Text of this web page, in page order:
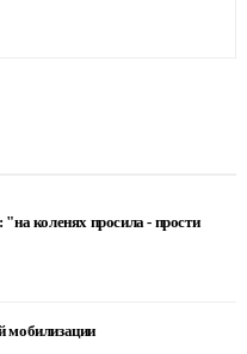
коленях просила - прости
мобилизации